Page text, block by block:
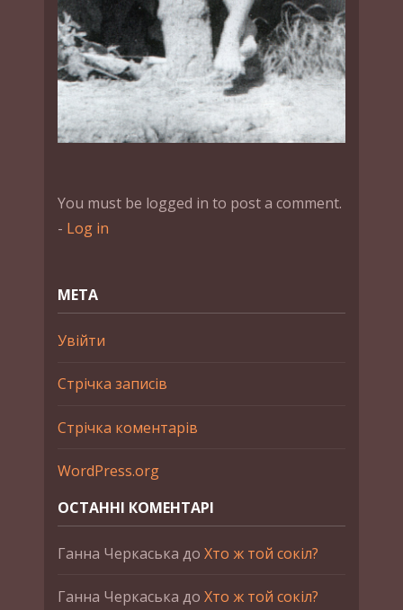
You must be logged in to post a comment.
- Log in
МЕТА
Увійти
Стрічка записів
Стрічка коментарів
WordPress.org
ОСТАННІ КОМЕНТАРІ
Ганна Черкаська до Хто ж той сокіл?
Ганна Черкаська до Хто ж той сокіл?